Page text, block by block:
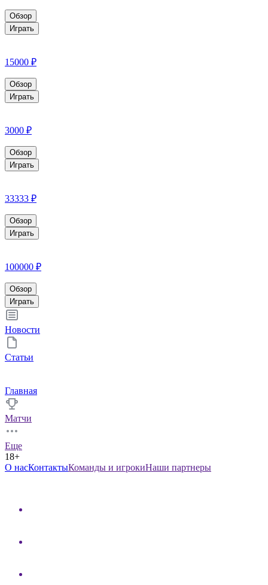
Обзор
Играть
15000 ₽
Обзор
Играть
3000 ₽
Обзор
Играть
33333 ₽
Обзор
Играть
100000 ₽
Обзор
Играть
Новости
Статьи
Главная
Матчи
Еще
18+
О насКонтактыКоманды и игрокиНаши партнеры